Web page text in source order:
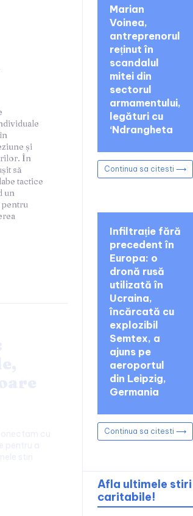
Marian
Voinea,
antreprenorul
reținut în
scandalul
mitei din
sectorul
armamentului,
legături cu
‘Ndrangheta
Continua sa citesti ⟶
Infiltrație fără
precedent în
Europa: o
dronă rusă
utilizată în
Ucraina,
încărcată cu
explozibil
Semtex, a
ajuns pe
aeroportul
din Leipzig,
Germania
Continua sa citesti ⟶
Afla ultimele stiri
caritabile!